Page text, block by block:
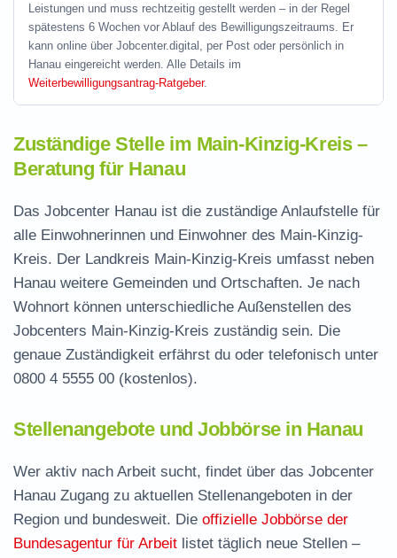
Leistungen und muss rechtzeitig gestellt werden – in der Regel
spätestens 6 Wochen vor Ablauf des Bewilligungszeitraums. Er
kann online über Jobcenter.digital, per Post oder persönlich in
Hanau eingereicht werden. Alle Details im
Weiterbewilligungsantrag-Ratgeber.
Zuständige Stelle im Main-Kinzig-Kreis –
Beratung für Hanau
Das Jobcenter Hanau ist die zuständige Anlaufstelle für
alle Einwohnerinnen und Einwohner des Main-Kinzig-
Kreis. Der Landkreis Main-Kinzig-Kreis umfasst neben
Hanau weitere Gemeinden und Ortschaften. Je nach
Wohnort können unterschiedliche Außenstellen des
Jobcenters Main-Kinzig-Kreis zuständig sein. Die
genaue Zuständigkeit erfährst du oder telefonisch unter
0800 4 5555 00 (kostenlos).
Stellenangebote und Jobbörse in Hanau
Wer aktiv nach Arbeit sucht, findet über das Jobcenter
Hanau Zugang zu aktuellen Stellenangeboten in der
Region und bundesweit. Die offizielle Jobbörse der
Bundesagentur für Arbeit listet täglich neue Stellen –